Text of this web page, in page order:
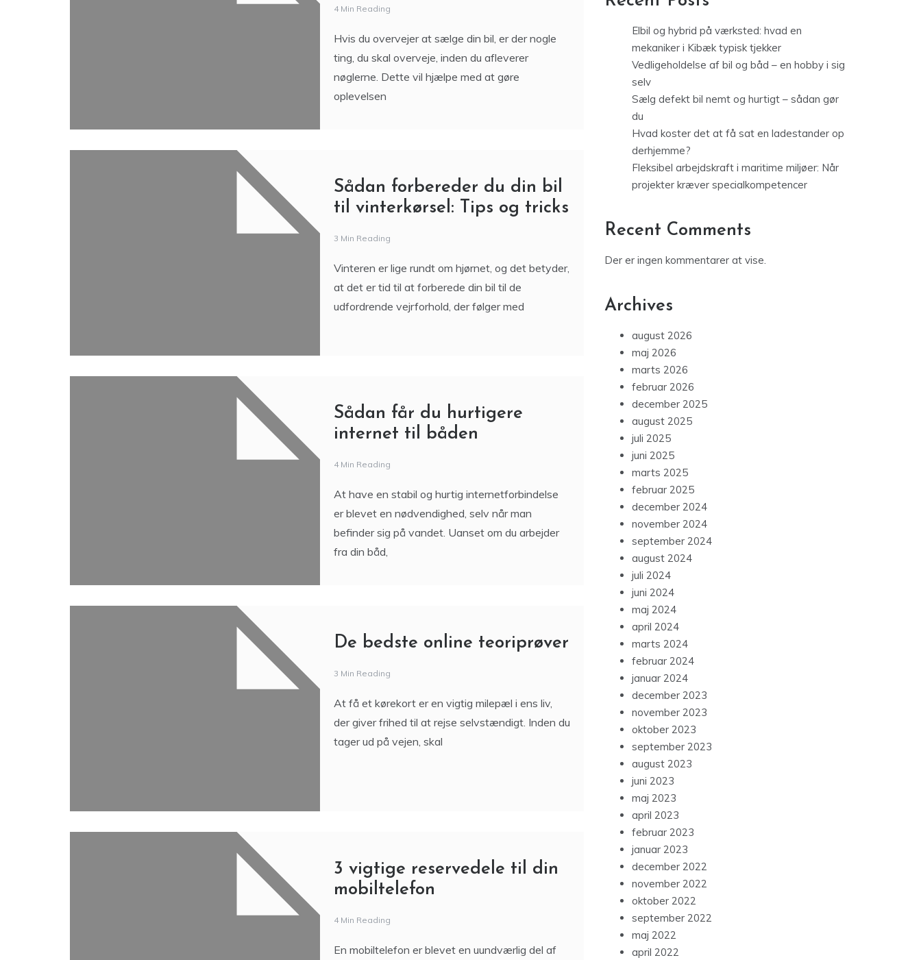
4 Min Reading
Hvis du overvejer at sælge din bil, er der nogle
ting, du skal overveje, inden du afleverer
nøglerne. Dette vil hjælpe med at gøre
oplevelsen
Sådan forbereder du din bil
til vinterkørsel: Tips og tricks
3 Min Reading
Vinteren er lige rundt om hjørnet, og det betyder,
at det er tid til at forberede din bil til de
udfordrende vejrforhold, der følger med
Sådan får du hurtigere
internet til båden
4 Min Reading
At have en stabil og hurtig internetforbindelse
er blevet en nødvendighed, selv når man
befinder sig på vandet. Uanset om du arbejder
fra din båd,
De bedste online teoriprøver
3 Min Reading
At få et kørekort er en vigtig milepæl i ens liv,
der giver frihed til at rejse selvstændigt. Inden du
tager ud på vejen, skal
3 vigtige reservedele til din
mobiltelefon
4 Min Reading
En mobiltelefon er blevet en uundværlig del af
Elbil og hybrid på værksted: hvad en
mekaniker i Kibæk typisk tjekker
Vedligeholdelse af bil og båd – en hobby i sig
selv
Sælg defekt bil nemt og hurtigt – sådan gør
du
Hvad koster det at få sat en ladestander op
derhjemme?
Fleksibel arbejdskraft i maritime miljøer: Når
projekter kræver specialkompetencer
Recent Comments
Der er ingen kommentarer at vise.
Archives
august 2026
maj 2026
marts 2026
februar 2026
december 2025
august 2025
juli 2025
juni 2025
marts 2025
februar 2025
december 2024
november 2024
september 2024
august 2024
juli 2024
juni 2024
maj 2024
april 2024
marts 2024
februar 2024
januar 2024
december 2023
november 2023
oktober 2023
september 2023
august 2023
juni 2023
maj 2023
april 2023
februar 2023
januar 2023
december 2022
november 2022
oktober 2022
september 2022
maj 2022
april 2022